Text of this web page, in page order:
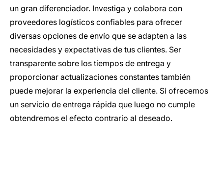
un gran diferenciador. Investiga y colabora con
proveedores logísticos confiables para ofrecer
diversas opciones de envío que se adapten a las
necesidades y expectativas de tus clientes. Ser
transparente sobre los tiempos de entrega y
proporcionar actualizaciones constantes también
puede mejorar la experiencia del cliente. Si ofrecemos
un servicio de entrega rápida que luego no cumple
obtendremos el efecto contrario al deseado.